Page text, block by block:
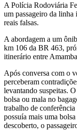
A Polícia Rodoviária
um passageiro da
reais falsas.
A abordagem a um
km 106 da BR 463,
itinerário entre
Após conversa com o
perceberam
levantando suspeitas.
bolsa ou mala no
trabalho de
possuía mais uma
descoberto, o